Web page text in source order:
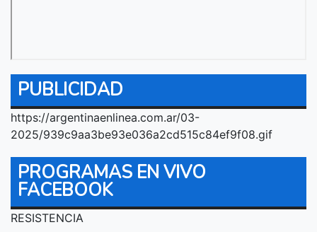
PUBLICIDAD
https://argentinaenlinea.com.ar/03-
2025/939c9aa3be93e036a2cd515c84ef9f08.gif
PROGRAMAS EN VIVO
FACEBOOK
RESISTENCIA